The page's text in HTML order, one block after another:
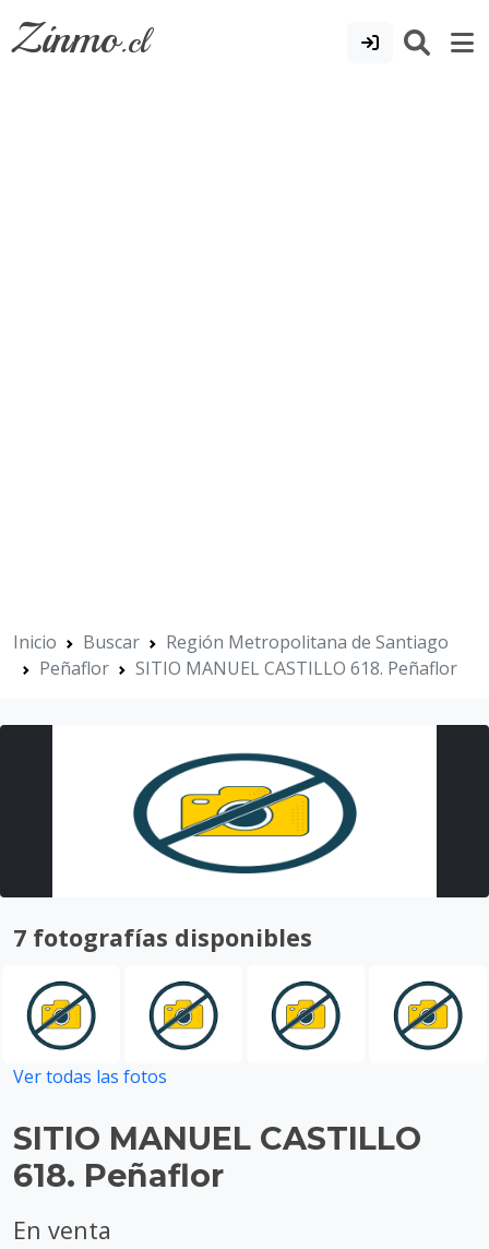
Zinmo.cl
Inicio Buscar
Región Metropolitana de Santiago
Peñaflor
SITIO MANUEL CASTILLO 618. Peñaflor
7 fotografías disponibles
Ver todas las fotos
SITIO MANUEL CASTILLO
618. Peñaflor
En venta